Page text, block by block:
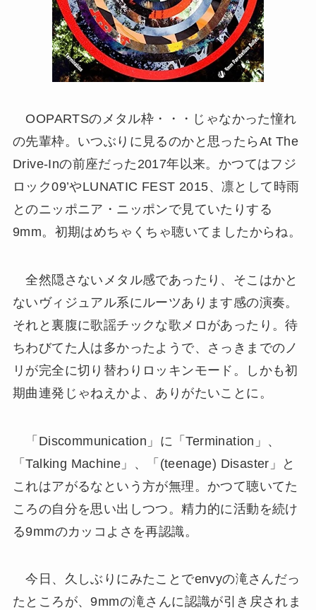
OOPARTSのメタル枠・・・じゃなかった憧れ
の先輩枠。いつぶりに見るのかと思ったらAt The
Drive-Inの前座だった2017年以来。かつてはフジ
ロック09’やLUNATIC FEST 2015、凛として時雨
とのニッポニア・ニッポンで見ていたりする
9mm。初期はめちゃくちゃ聴いてましたからね。
全然隠さないメタル感であったり、そこはかと
ないヴィジュアル系にルーツあります感の演奏。
それと裏腹に歌謡チックな歌メロがあったり。待
ちわびてた人は多かったようで、さっきまでのノ
リが完全に切り替わりロッキンモード。しかも初
期曲連発じゃねえかよ、ありがたいことに。
「Discommunication」に「Termination」、
「Talking Machine」、「(teenage) Disaster」と
これはアがるなという方が無理。かつて聴いてた
ころの自分を思い出しつつ。精力的に活動を続け
る9mmのカッコよさを再認識。
今日、久しぶりにみたことでenvyの滝さんだっ
たところが、9mmの滝さんに認識が引き戻されま